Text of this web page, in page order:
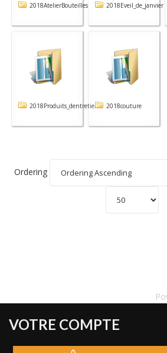
2018AtelierBouteilles 2018Eveil_de_janvier
2018Produits_dentretien 2018couture
Ordering
VOTRE COMPTE